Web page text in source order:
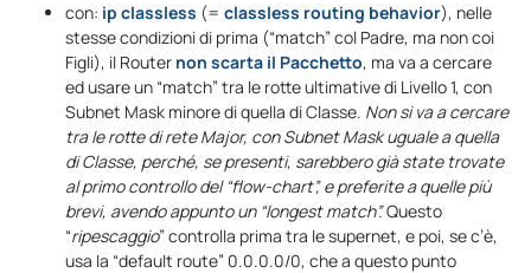
con: ip classless (= classless routing behavior), nelle
stesse condizioni di prima (“match” col Padre, ma non coi
Figli), il Router non scarta il Pacchetto, ma va a cercare
ed usare un “match” tra le rotte ultimative di Livello 1, con
Subnet Mask minore di quella di Classe. Non si va a cercare
tra le rotte di rete Major, con Subnet Mask uguale a quella
di Classe, perché, se presenti, sarebbero già state trovate
al primo controllo del “flow-chart”, e preferite a quelle più
brevi, avendo appunto un “longest match”.Questo
“ripescaggio” controlla prima tra le supernet, e poi, se c’è,
usa la “default route” 0.0.0.0/0, che a questo punto